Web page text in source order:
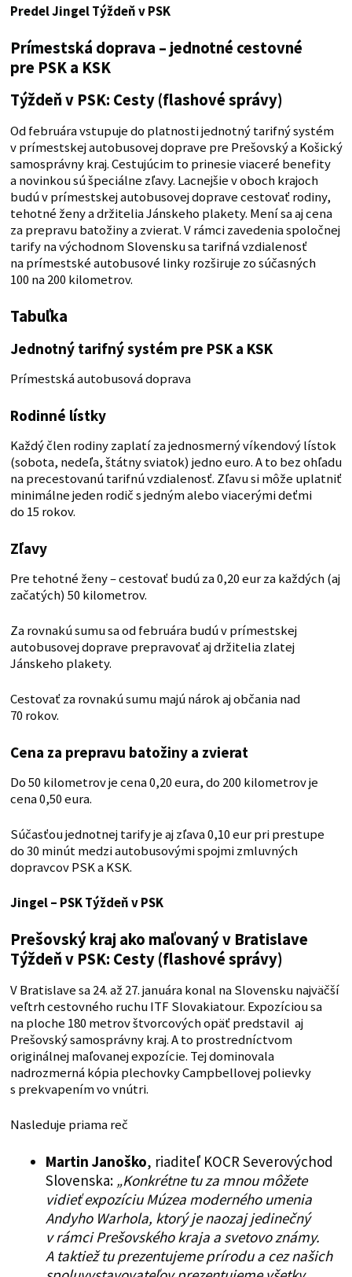
Predel Jingel Týždeň v PSK
Prímestská doprava – jednotné cestovné
pre PSK a KSK
Týždeň v PSK: Cesty (flashové správy)
Od februára vstupuje do platnosti jednotný tarifný systém
v prímestskej autobusovej doprave pre Prešovský a Košický
samosprávny kraj. Cestujúcim to prinesie viaceré benefity
a novinkou sú špeciálne zľavy. Lacnejšie v oboch krajoch
budú v prímestskej autobusovej doprave cestovať rodiny,
tehotné ženy a držitelia Jánskeho plakety. Mení sa aj cena
za prepravu batožiny a zvierat. V rámci zavedenia spoločnej
tarify na východnom Slovensku sa tarifná vzdialenosť
na prímestské autobusové linky rozširuje zo súčasných
100 na 200 kilometrov.
Tabuľka
Jednotný tarifný systém pre PSK a KSK
Prímestská autobusová doprava
Rodinné lístky
Každý člen rodiny zaplatí za jednosmerný víkendový lístok
(sobota, nedeľa, štátny sviatok) jedno euro. A to bez ohľadu
na precestovanú tarifnú vzdialenosť. Zľavu si môže uplatniť
minimálne jeden rodič s jedným alebo viacerými deťmi
do 15 rokov.
Zľavy
Pre tehotné ženy – cestovať budú za 0,20 eur za každých (aj
začatých) 50 kilometrov.
Za rovnakú sumu sa od februára budú v prímestskej
autobusovej doprave prepravovať aj držitelia zlatej
Jánskeho plakety.
Cestovať za rovnakú sumu majú nárok aj občania nad
70 rokov.
Cena za prepravu batožiny a zvierat
Do 50 kilometrov je cena 0,20 eura, do 200 kilometrov je
cena 0,50 eura.
Súčasťou jednotnej tarify je aj zľava 0,10 eur pri prestupe
do 30 minút medzi autobusovými spojmi zmluvných
dopravcov PSK a KSK.
Jingel – PSKTýždeň v PSK
Prešovský kraj ako maľovaný v Bratislave
Týždeň v PSK: Cesty (flashové správy)
V Bratislave sa 24. až 27. januára konal na Slovensku najväčší
veľtrh cestovného ruchu ITF Slovakiatour. Expozíciou sa
na ploche 180 metrov štvorcových opäť predstavil aj
Prešovský samosprávny kraj. A to prostredníctvom
originálnej maľovanej expozície. Tej dominovala
nadrozmerná kópia plechovky Campbellovej polievky
s prekvapením vo vnútri.
Nasleduje priama reč
Martin Janoško, riaditeľ KOCR Severovýchod
Slovenska: „Konkrétne tu za mnou môžete
vidieť expozíciu Múzea moderného umenia
Andyho Warhola, ktorý je naozaj jedinečný
v rámci Prešovského kraja a svetovo známy.
A taktiež tu prezentujeme prírodu a cez našich